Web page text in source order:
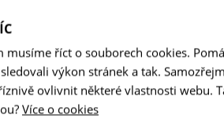
nechte si doporučit.
musíme říct o souborech cookies.
výkon stránek a tak.
ovlivnit některé vlastnosti webu.
Více o cookies